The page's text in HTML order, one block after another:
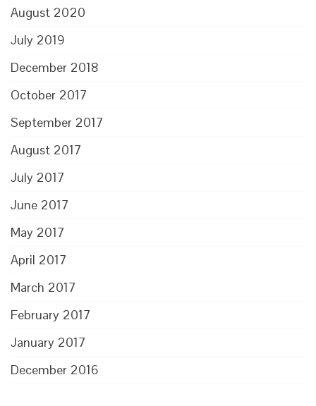
August 2020
July 2019
December 2018
October 2017
September 2017
August 2017
July 2017
June 2017
May 2017
April 2017
March 2017
February 2017
January 2017
December 2016